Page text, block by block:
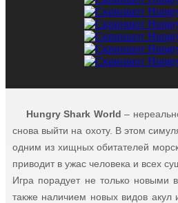
Hungry Shark World –
снова выйти на охоту. В этом
одним из хищных обитателей
приводит в ужас человека и всех
Игра порадует не только новыми
также наличием новых видов акул